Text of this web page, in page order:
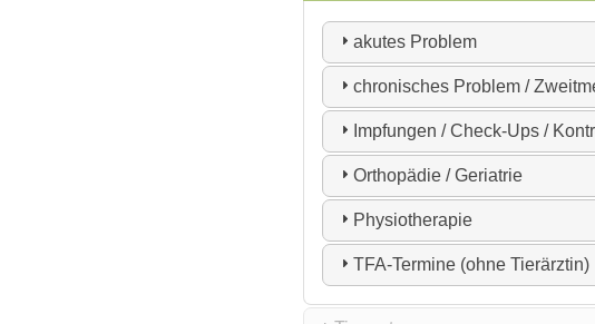
akutes Problem
chronisches Problem /
Impfungen / Check-Ups /
Orthopädie / Geriatrie
Physiotherapie
TFA-Termine (ohne Tierärztin)